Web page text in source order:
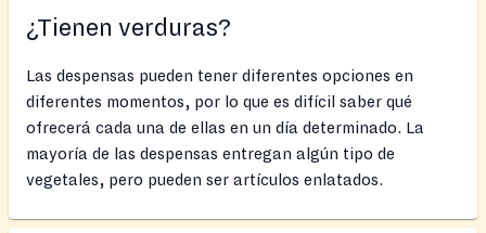
¿Tienen verduras?
Las despensas pueden tener diferentes opciones en
diferentes momentos, por lo que es difícil saber qué
ofrecerá cada una de ellas en un día determinado. La
mayoría de las despensas entregan algún tipo de
vegetales, pero pueden ser artículos enlatados.